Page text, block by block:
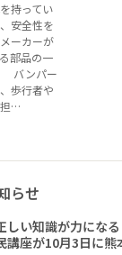
持ってい
安全性を
ーカーが
部品の一
バンパー
歩行者や
担…
らせ
しい知識が力にな
講座が10月3日に熊